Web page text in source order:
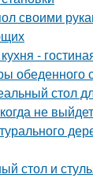
своими
-
обеденного
стол
не
стол и